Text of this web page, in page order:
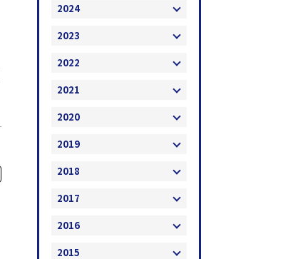
2024
2023
2022
2021
2020
2019
2018
2017
2016
2015